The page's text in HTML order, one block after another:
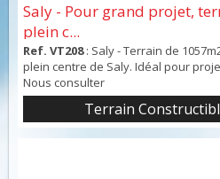
Saly - Pour grand projet,
plein c...
Ref. VT208: Saly - Terrain de
plein centre de Saly. Idéal pour
Nous consulter
Terrain